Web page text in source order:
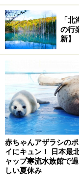
▼詳細はこちら：
つぼの湯
▼周辺情報：味→そ
■元祖 湯元館（十
こちらの湯宿はぬ
温泉が注ぐ足湯
き。[無料]※冬期間
▼詳細はこちら
「
の行
新】
赤ちゃんアザラシの
イにキュン！ 日本最
ャップ寒流水族館で
しい夏休み